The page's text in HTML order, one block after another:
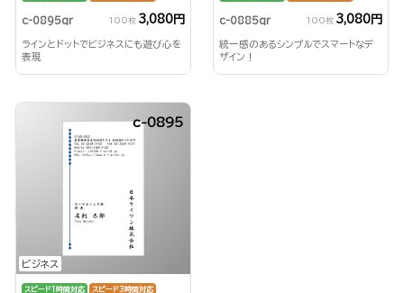
c-0895qr 100枚 3,080円
ラインとドットでビジネスにも遊び心を
表現
c-0885qr 100枚 3,080円
統一感のあるシンプルでスマートなデ
ザイン！
ビジネス
c-0895
スピード1時間対応 スピード3時間対応